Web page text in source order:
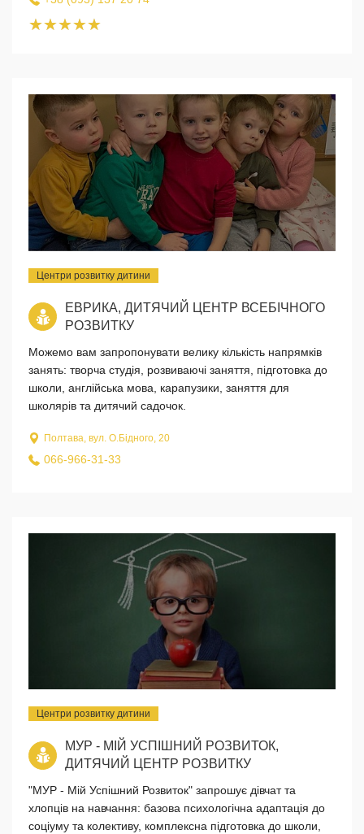
Центри розвитку дитини
ЕВРИКА, ДИТЯЧИЙ ЦЕНТР ВСЕБІЧНОГО
РОЗВИТКУ
Можемо вам запропонувати велику кількість напрямків
занять: творча студія, розвиваючі заняття, підготовка до
школи, англійська мова, карапузики, заняття для
школярів та дитячий садочок.
Полтава, вул. О.Бідного, 20
066-966-31-33
Центри розвитку дитини
МУР - МІЙ УСПІШНИЙ РОЗВИТОК,
ДИТЯЧИЙ ЦЕНТР РОЗВИТКУ
"МУР - Мій Успішний Розвиток" запрошує дівчат та
хлопців на навчання: базова психологічна адаптація до
соціуму та колективу, комплексна підготовка до школи,